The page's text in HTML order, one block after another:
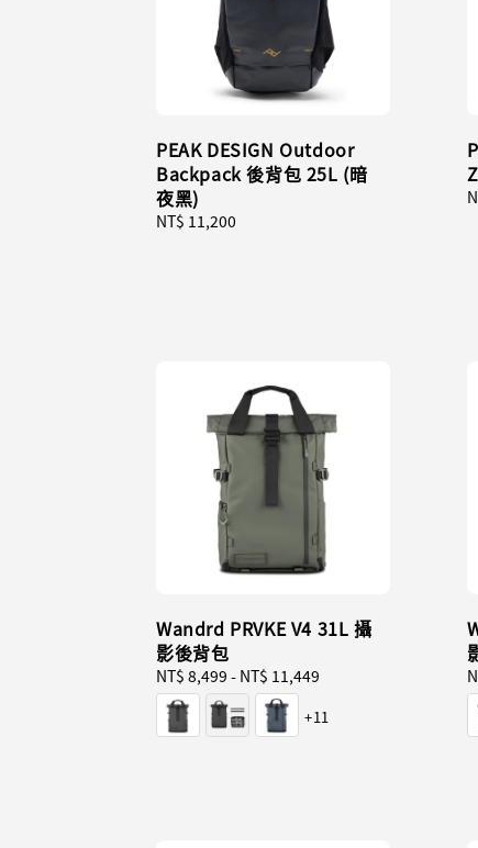
PEAK DESIGN Outdoor
Backpack 後背包 25L (暗
夜黑)
Regular
NT$ 11,200
Wandrd PRVKE V4 31L 攝
影後背包
Regular
price
NT$ 8,499 - NT$ 11,449
+11